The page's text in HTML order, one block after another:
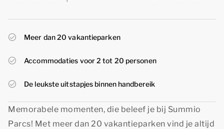
Meer dan 20 vakantieparken
Accommodaties voor 2 tot 20 personen
De leukste uitstapjes binnen handbereik
Memorabele momenten, die beleef je bij Summio
Parcs! Met meer dan 20 vakantieparken vind je altijd